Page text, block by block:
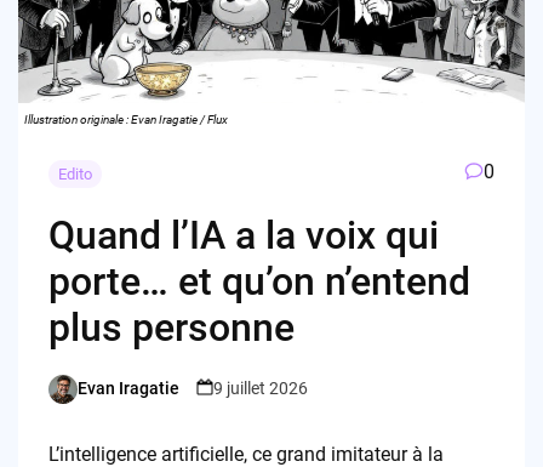
Illustration originale : Evan Iragatie / Flux
Edito 0
Quand l’IA a la voix qui
porte… et qu’on n’entend
plus personne
Posted
Evan Iragatie 9 juillet 2026
L’intelligence artificielle, ce grand imitateur à la